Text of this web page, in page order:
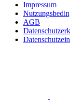
Impressum
AGB